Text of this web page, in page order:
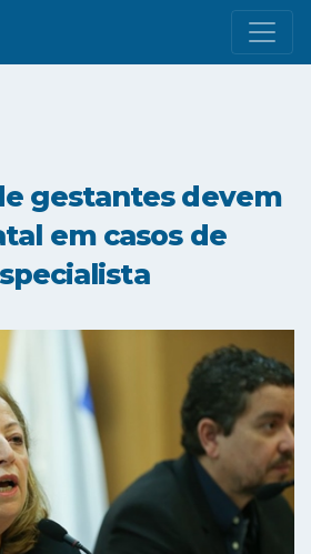
gestantes devem
em casos de